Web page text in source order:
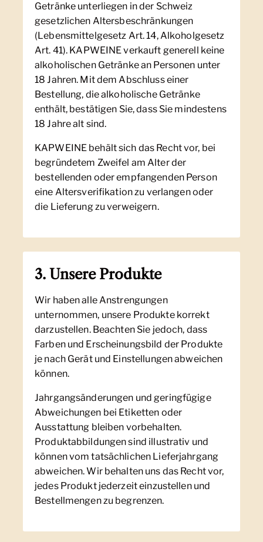
Getränke unterliegen in der Schweiz
gesetzlichen Altersbeschränkungen
(Lebensmittelgesetz Art. 14, Alkoholgesetz
Art. 41). KAPWEINE verkauft generell keine
alkoholischen Getränke an Personen unter
18 Jahren. Mit dem Abschluss einer
Bestellung, die alkoholische Getränke
enthält, bestätigen Sie, dass Sie mindestens
18 Jahre alt sind.
KAPWEINE behält sich das Recht vor, bei
begründetem Zweifel am Alter der
bestellenden oder empfangenden Person
eine Altersverifikation zu verlangen oder
die Lieferung zu verweigern.
3. Unsere Produkte
Wir haben alle Anstrengungen
unternommen, unsere Produkte korrekt
darzustellen. Beachten Sie jedoch, dass
Farben und Erscheinungsbild der Produkte
je nach Gerät und Einstellungen abweichen
können.
Jahrgangsänderungen und geringfügige
Abweichungen bei Etiketten oder
Ausstattung bleiben vorbehalten.
Produktabbildungen sind illustrativ und
können vom tatsächlichen Lieferjahrgang
abweichen. Wir behalten uns das Recht vor,
jedes Produkt jederzeit einzustellen und
Bestellmengen zu begrenzen.